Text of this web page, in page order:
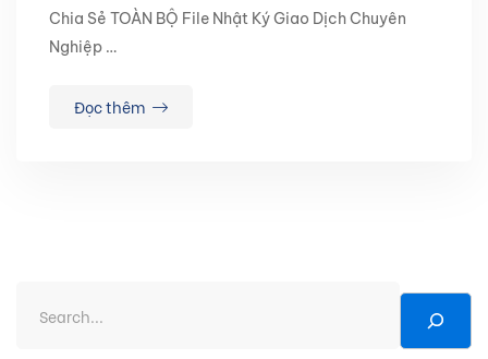
Chia Sẻ TOÀN BỘ File Nhật Ký Giao Dịch Chuyên
Nghiệp …
Đọc thêm